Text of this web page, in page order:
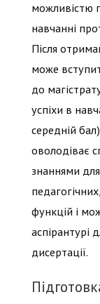
можливістю
навчанні
Після
може
до
успіхи в
середній
оволодіває
знаннями
функцій і
аспірантурі
дисертації.